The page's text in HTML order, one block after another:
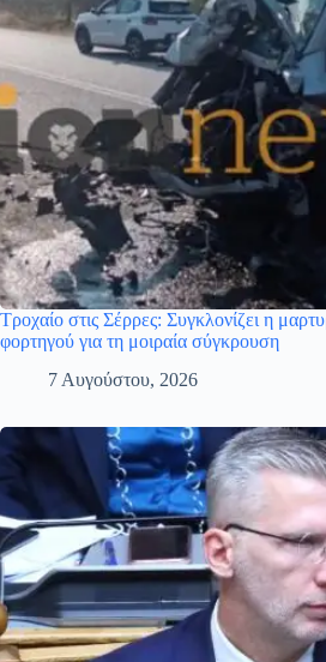
Τροχαίο στις Σέρρες: Συγκλονίζει η
φορτηγού για τη μοιραία σύγκρουση
7 Αυγούστου, 2026